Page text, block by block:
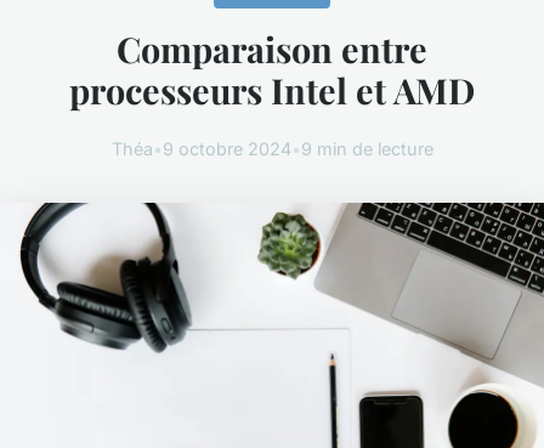
Comparaison entre
processeurs Intel et AMD
Théa•9 octobre 2024•9 min de lecture